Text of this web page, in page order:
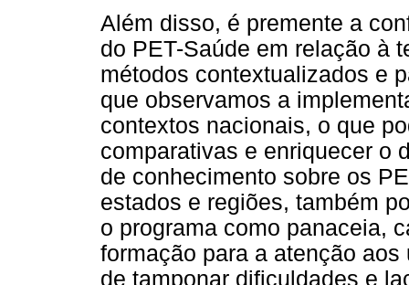
Além disso, é premente a
do PET-Saúde em relação à
métodos contextualizados e
que observamos a
contextos nacionais, o que
comparativas e enriquecer o
de conhecimento sobre os
estados e regiões, também
o programa como panaceia,
formação para a atenção
de tamponar dificuldades e